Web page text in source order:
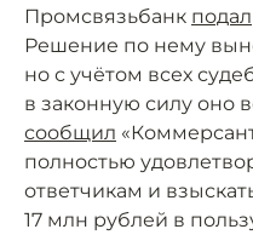
Промсвязьбанк подал
Решение по нему
но с учётом всех
в законную силу оно
сообщил
полностью
ответчикам и
17 млн рублей в